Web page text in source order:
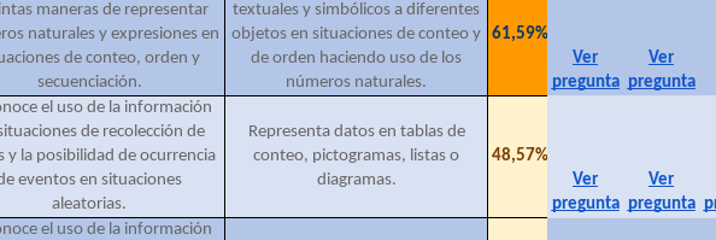
maneras de representar
naturales y expresiones en
de conteo, orden y
secuenciación.
textuales y simbólicos a diferentes
objetos en situaciones de conteo y
de orden haciendo uso de los
números naturales.
61,59%
Ver
pregunta
Ver
pregunta
el uso de la información
de recolección de
y la posibilidad de ocurrencia
eventos en situaciones
aleatorias.
Representa datos en tablas de
conteo, pictogramas, listas o
diagramas.
48,57%
Ver
pregunta
Ver
pregunta
el uso de la información